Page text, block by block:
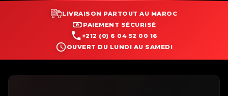
LIVRAISON PARTOUT AU MAROC
PAIEMENT SÉCURISÉ
+212 (0) 6 04 52 00 16
OUVERT DU LUNDI AU SAMEDI